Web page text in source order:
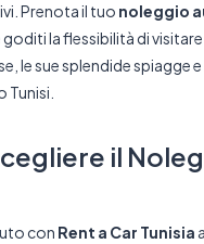
Prenota il tuo noleggio
goditi la flessibilità di
le sue splendide spiagge
Tunisi.
il
con Rent a Car Tunisia